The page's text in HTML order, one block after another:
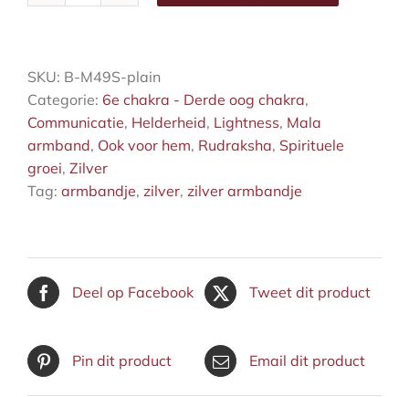
SKU: B-M49S-plain
Categorie: 6e chakra - Derde oog chakra,
Communicatie, Helderheid, Lightness, Mala
armband, Ook voor hem, Rudraksha, Spirituele
groei, Zilver
Tag: armbandje, zilver, zilver armbandje
Deel op Facebook Tweet dit product
Pin dit product Email dit product